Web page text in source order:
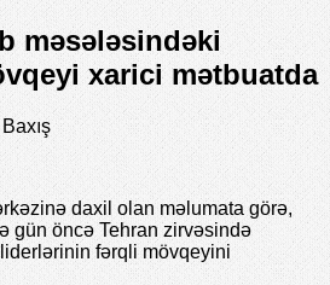
məsələsindəki
xarici mətbuatda
daxil olan məlumata görə,
gün öncə Tehran zirvəsində
fərqli mövqeyini